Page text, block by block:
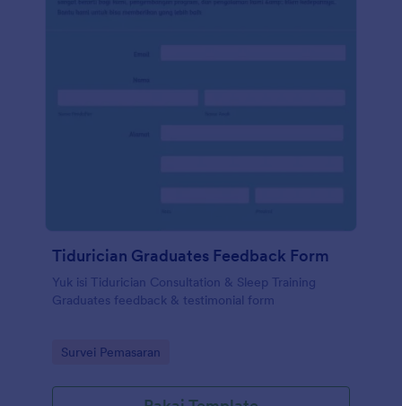
Tidurician Graduates Feedback Form
Yuk isi Tidurician Consultation & Sleep Training
Graduates feedback & testimonial form
Go to Category:
Survei Pemasaran